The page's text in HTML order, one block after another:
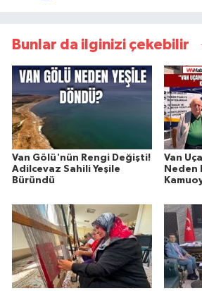
Bunlar da ilginizi çekebilir
Van Gölü'nün Rengi Değişti!
Adilcevaz Sahili Yeşile
Büründü
Van
Neden